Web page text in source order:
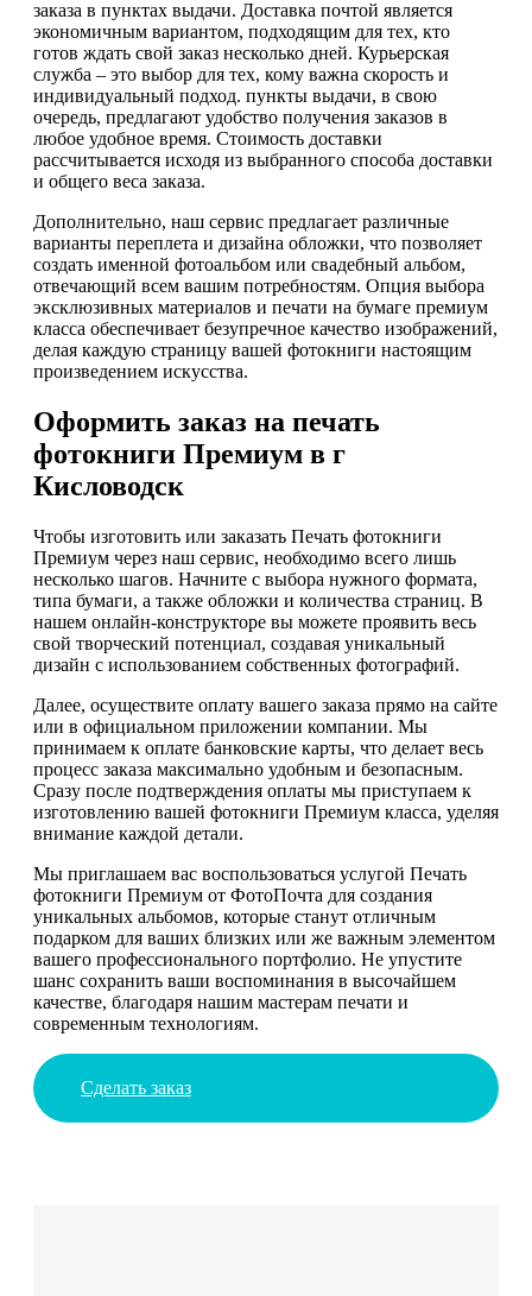
заказа в пунктах выдачи. Доставка почтой является
экономичным вариантом, подходящим для тех, кто
готов ждать свой заказ несколько дней. Курьерская
служба – это выбор для тех, кому важна скорость и
индивидуальный подход. пункты выдачи, в свою
очередь, предлагают удобство получения заказов в
любое удобное время. Стоимость доставки
рассчитывается исходя из выбранного способа доставки
и общего веса заказа.
Дополнительно, наш сервис предлагает различные
варианты переплета и дизайна обложки, что позволяет
создать именной фотоальбом или свадебный альбом,
отвечающий всем вашим потребностям. Опция выбора
эксклюзивных материалов и печати на бумаге премиум
класса обеспечивает безупречное качество изображений,
делая каждую страницу вашей фотокниги настоящим
произведением искусства.
Оформить заказ на печать
фотокниги Премиум в г
Кисловодск
Чтобы изготовить или заказать Печать фотокниги
Премиум через наш сервис, необходимо всего лишь
несколько шагов. Начните с выбора нужного формата,
типа бумаги, а также обложки и количества страниц. В
нашем онлайн-конструкторе вы можете проявить весь
свой творческий потенциал, создавая уникальный
дизайн с использованием собственных фотографий.
Далее, осуществите оплату вашего заказа прямо на сайте
или в официальном приложении компании. Мы
принимаем к оплате банковские карты, что делает весь
процесс заказа максимально удобным и безопасным.
Сразу после подтверждения оплаты мы приступаем к
изготовлению вашей фотокниги Премиум класса, уделяя
внимание каждой детали.
Мы приглашаем вас воспользоваться услугой Печать
фотокниги Премиум от ФотоПочта для создания
уникальных альбомов, которые станут отличным
подарком для ваших близких или же важным элементом
вашего профессионального портфолио. Не упустите
шанс сохранить ваши воспоминания в высочайшем
качестве, благодаря нашим мастерам печати и
современным технологиям.
Сделать заказ